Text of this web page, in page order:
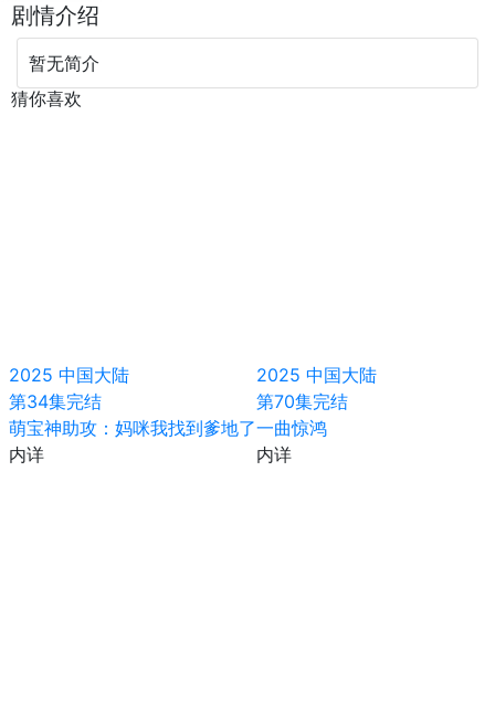
剧情介绍
暂无简介
猜你喜欢
2025 中国大陆
第34集完结
萌宝神助攻：妈咪我找到爹地了
内详
2025 中国大陆
第70集完结
一曲惊鸿
内详